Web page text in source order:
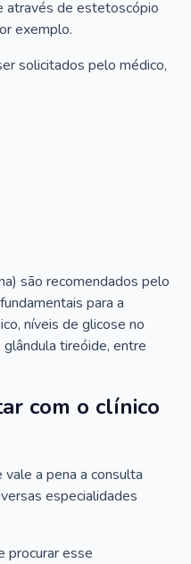
através de estetoscópio
exemplo.
solicitados pelo médico,
são recomendados pelo
para a
níveis de glicose no
glândula tireóide, entre
com o clínico
a pena a consulta
especialidades
procurar esse